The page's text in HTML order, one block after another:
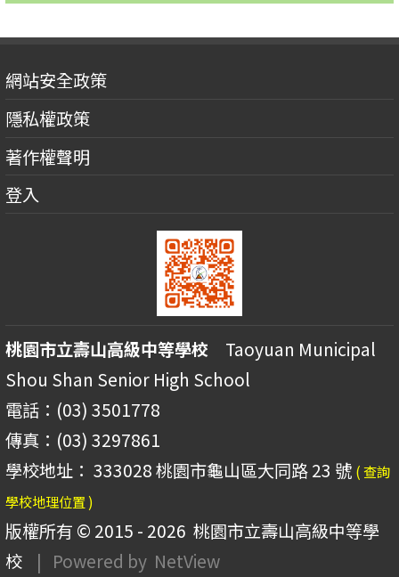
網站安全政策
隱私權政策
著作權聲明
登入
桃園市立壽山高級中等學校 Taoyuan Municipal
Shou Shan Senior High School
電話：(03) 3501778
傳真：(03) 3297861
學校地址： 333028 桃園市龜山區大同路 23 號 ( 查詢
學校地理位置 )
版權所有 © 2015 - 2026 桃園市立壽山高級中等學
校
| Powered by NetView